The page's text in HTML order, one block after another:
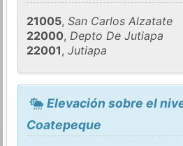
21005,San Carlos Alzatate
22000,Depto De Jutiapa
22001,Jutiapa
Elevación sobre el
Coatepeque